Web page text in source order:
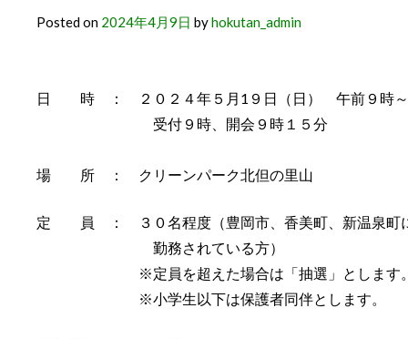
Posted on 2024年4月9日 byhokutan_admin
日 時 ： ２０２４年５月1９日（日） 午前９時～
受付９時、開会９時１５分
場 所 ： クリーンパーク北但の里山
定 員 ： ３０名程度（豊岡市、香美町、新温泉町
勤務されている方）
※定員を超えた場合は「抽選」とします。尚
※小学生以下は保護者同伴とします。